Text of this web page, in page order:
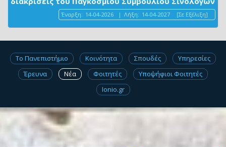
Έναρξη: 14-04-2026 | Λήξη: 14-04-2027 [Σε Εξέλιξη]
Το Πανεπιστήμιο Κοινότητα Σπουδές
Υπηρεσίες
Έρευνα
Νέα Φοιτητές
Υποψήφιοι Φοιτητές
Ionio.gr